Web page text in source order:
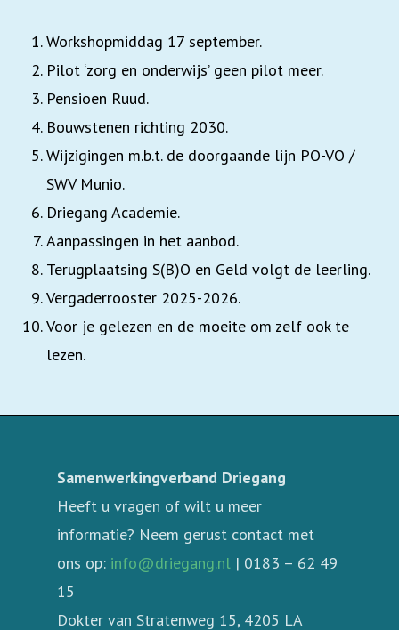
Workshopmiddag 17 september.
Pilot ‘zorg en onderwijs’ geen pilot meer.
Pensioen Ruud.
Bouwstenen richting 2030.
Wijzigingen m.b.t. de doorgaande lijn PO-VO /
SWV Munio.
Driegang Academie.
Aanpassingen in het aanbod.
Terugplaatsing S(B)O en Geld volgt de leerling.
Vergaderrooster 2025-2026.
Voor je gelezen en de moeite om zelf ook te
lezen.
Samenwerkingverband Driegang
Heeft u vragen of wilt u meer
informatie? Neem gerust contact met
ons op: info@driegang.nl | 0183 – 62 49
15
Dokter van Stratenweg 15, 4205 LA